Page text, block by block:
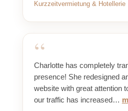
Kurzzeitvermietung & Hotellerie
Charlotte has completely
presence! She redesigned
website with great attention
our traffic has increased…